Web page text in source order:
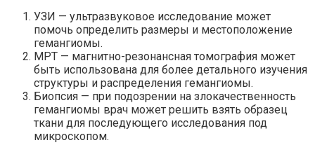
УЗИ — ультразвуковое исследование может
помочь определить размеры и местоположение
гемангиомы.
МРТ — магнитно-резонансная томография может
быть использована для более детального изучения
структуры и распределения гемангиомы.
Биопсия — при подозрении на злокачественность
гемангиомы врач может решить взять образец
ткани для последующего исследования под
микроскопом.